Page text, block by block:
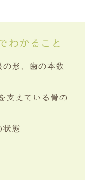
わかること
形、歯の本数
支えている骨の
状態